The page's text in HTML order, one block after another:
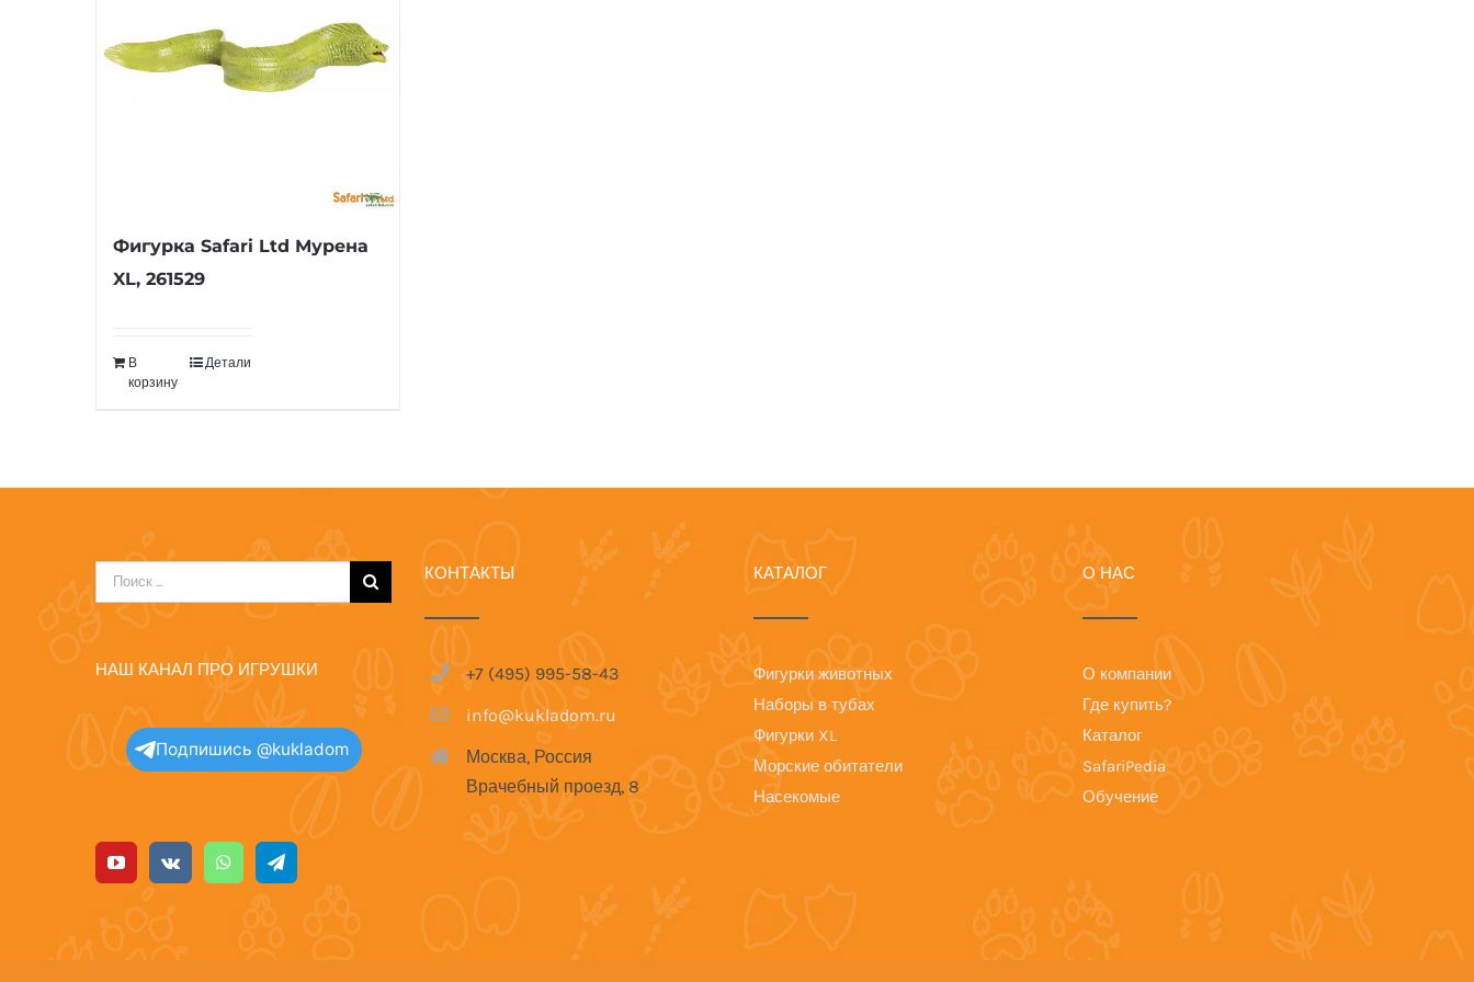
Фигурка Safari Ltd Мурена
XL, 261529
В
корзину
Детали
Результат
поиска:
НАШ КАНАЛ ПРО ИГРУШКИ
Подпишись @kukladom
КОНТАКТЫ
+7 (495) 995-58-43
info@kukladom.ru
Москва, Россия
Врачебный проезд, 8
КАТАЛОГ
Фигурки животных
Наборы в тубах
Фигурки XL
Морские обитатели
Насекомые
О НАС
О компании
Где купить?
Каталог
SafariPedia
Обучение